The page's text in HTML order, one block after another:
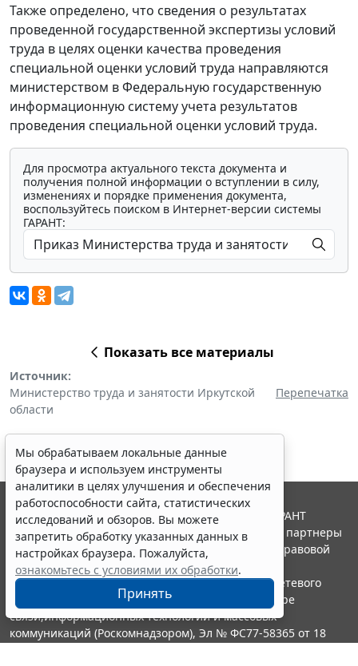
Также определено, что сведения о результатах
проведенной государственной экспертизы условий
труда в целях оценки качества проведения
специальной оценки условий труда направляются
министерством в Федеральную государственную
информационную систему учета результатов
проведения специальной оценки условий труда.
Для просмотра актуального текста документа и
получения полной информации о вступлении в силу,
изменениях и порядке применения документа,
воспользуйтесь поиском в Интернет-версии системы
ГАРАНТ:
Показать все материалы
Источник:
Министерство труда и занятости Иркутской
области
Перепечатка
Мы обрабатываем локальные данные
браузера и используем инструменты
аналитики в целях улучшения и обеспечения
работоспособности сайта, статистических
исследований и обзоров. Вы можете
запретить обработку указанных данных в
настройках браузера. Пожалуйста,
ознакомьтесь с условиями их обработки.
Принять
© ООО "НПП "ГАРАНТ-СЕРВИС", 2026. Система ГАРАНТ
выпускается с 1990 года. Компания "Гарант" и ее партнеры
являются участниками Российской ассоциации правовой
информации ГАРАНТ.
Портал ГАРАНТ.РУ зарегистрирован в качестве сетевого
издания Федеральной службой по надзору в сфере
связи,информационных технологий и массовых
коммуникаций (Роскомнадзором), Эл № ФС77-58365 от 18